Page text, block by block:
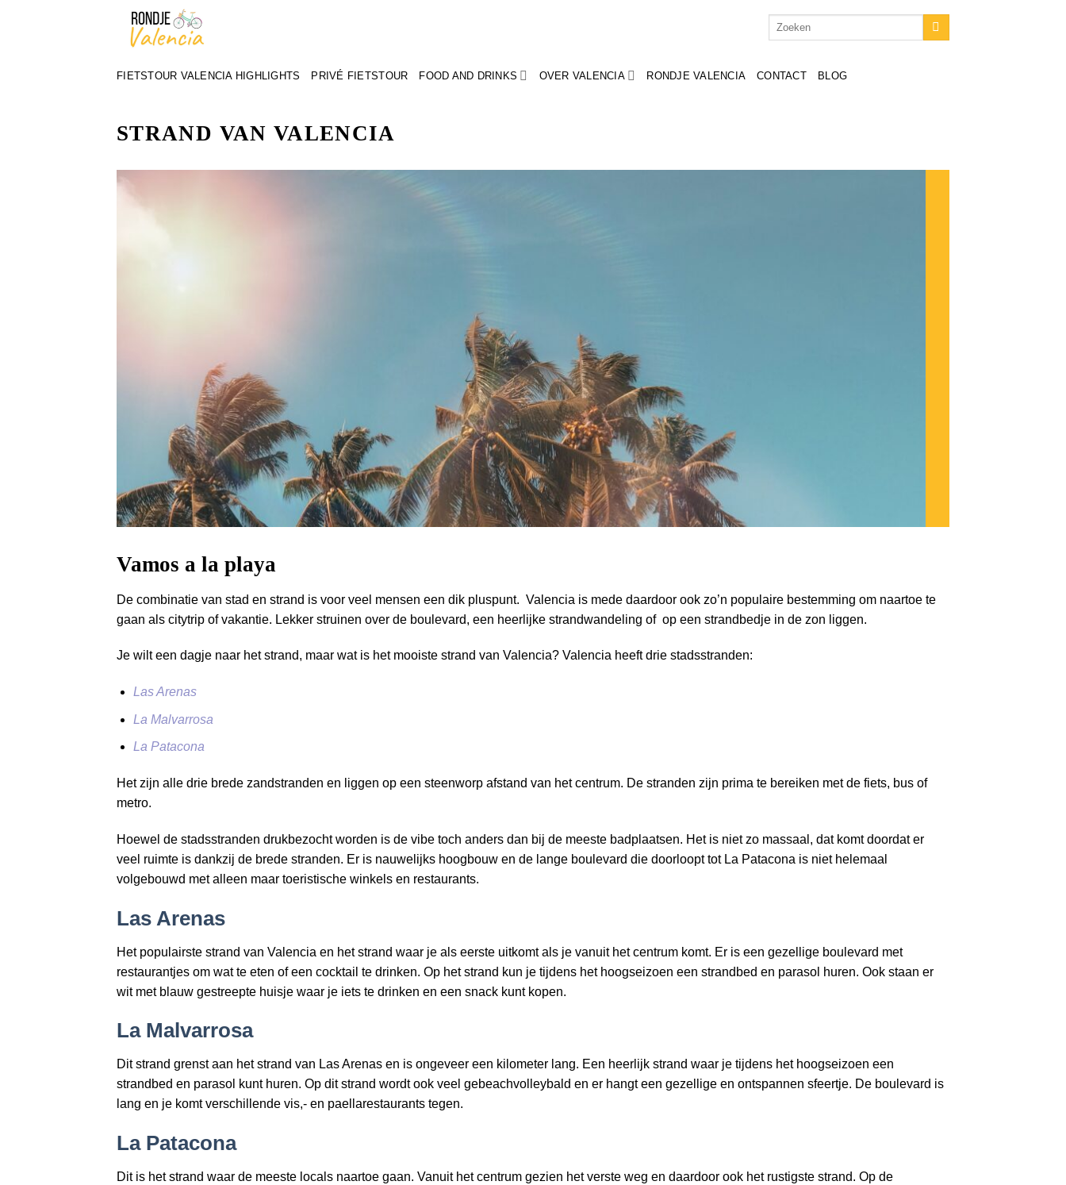
FIETSTOUR VALENCIA HIGHLIGHTS PRIVÉ FIETSTOUR FOOD AND DRINKS OVER VALENCIA RONDJE VALENCIA CONTACT BLOG
STRAND VAN VALENCIA
Vamos a la playa
De combinatie van stad en strand is voor veel mensen een dik pluspunt. Valencia is mede daardoor ook zo’n populaire bestemming om naartoe te
gaan als citytrip of vakantie. Lekker struinen over de boulevard, een heerlijke strandwandeling of op een strandbedje in de zon liggen.
Je wilt een dagje naar het strand, maar wat is het mooiste strand van Valencia? Valencia heeft drie stadsstranden:
Las Arenas
La Malvarrosa
La Patacona
Het zijn alle drie brede zandstranden en liggen op een steenworp afstand van het centrum. De stranden zijn prima te bereiken met de fiets, bus of
metro.
Hoewel de stadsstranden drukbezocht worden is de vibe toch anders dan bij de meeste badplaatsen. Het is niet zo massaal, dat komt doordat er
veel ruimte is dankzij de brede stranden. Er is nauwelijks hoogbouw en de lange boulevard die doorloopt tot La Patacona is niet helemaal
volgebouwd met alleen maar toeristische winkels en restaurants.
Las Arenas
Het populairste strand van Valencia en het strand waar je als eerste uitkomt als je vanuit het centrum komt. Er is een gezellige boulevard met
restaurantjes om wat te eten of een cocktail te drinken. Op het strand kun je tijdens het hoogseizoen een strandbed en parasol huren. Ook staan er
wit met blauw gestreepte huisje waar je iets te drinken en een snack kunt kopen.
La Malvarrosa
Dit strand grenst aan het strand van Las Arenas en is ongeveer een kilometer lang. Een heerlijk strand waar je tijdens het hoogseizoen een
strandbed en parasol kunt huren. Op dit strand wordt ook veel gebeachvolleybald en er hangt een gezellige en ontspannen sfeertje. De boulevard is
lang en je komt verschillende vis,- en paellarestaurants tegen.
La Patacona
Dit is het strand waar de meeste locals naartoe gaan. Vanuit het centrum gezien het verste weg en daardoor ook het rustigste strand. Op de